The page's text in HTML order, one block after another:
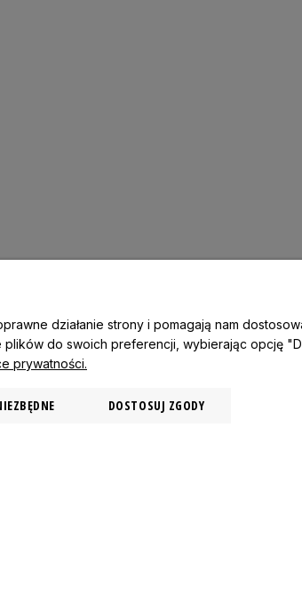
działanie strony i pomagają nam
do swoich preferencji, wybierając opcję
prywatności.
DOSTOSUJ ZGODY